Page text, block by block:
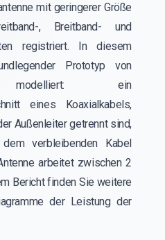
mit geringerer Größe
, Breitband- und
registriert. In diesem
Prototyp von
modelliert: ein
eines Koaxialkabels,
Außenleiter getrennt sind,
verbleibenden Kabel
arbeitet zwischen 2
Bericht finden Sie weitere
der Leistung der